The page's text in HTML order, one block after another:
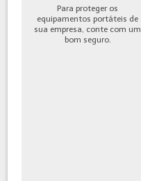
Para proteger os
equipamentos portáteis de
sua empresa, conte com um
bom seguro.